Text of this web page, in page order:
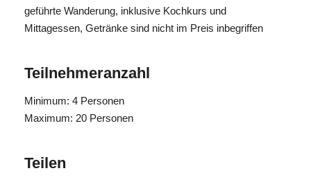
geführte Wanderung, inklusive Kochkurs und
Mittagessen, Getränke sind nicht im Preis inbegriffen
Teilnehmeranzahl
Minimum: 4 Personen
Maximum: 20 Personen
Teilen